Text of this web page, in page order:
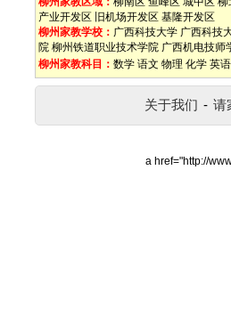
产业开发区
旧机场开发区 基隆开发区
柳州家教学校： 广西科技大学 广西科技
院 柳州铁道职业技术学院 广西机电技师
柳州家教科目： 数学 语文 物理 化学 英语
关于我们 - 请
a href="http://